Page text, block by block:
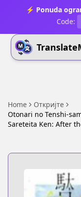
⚡ Ponuda
Code:
Home
Откријте
Otonari no Tenshi-
Sareteita Ken: After